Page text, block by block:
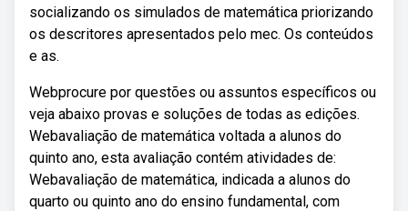
socializando os simulados de matemática priorizando
os descritores apresentados pelo mec. Os conteúdos
e as.
Webprocure por questões ou assuntos específicos ou
veja abaixo provas e soluções de todas as edições.
Webavaliação de matemática voltada a alunos do
quinto ano, esta avaliação contém atividades de:
Webavaliação de matemática, indicada a alunos do
quarto ou quinto ano do ensino fundamental, com